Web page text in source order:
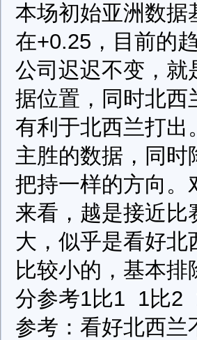
本场初始亚洲数据
在+0.25，目前的
公司迟迟不变，就
据位置，同时北西
有利于北西兰打出
主胜的数据，同时
把持一样的方向。
来看，越是接近比
大，似乎是看好
比较小的，基本
分参考1比1 1比2
参考：看好北西兰